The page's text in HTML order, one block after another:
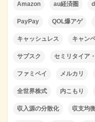
Amazon au経済圏
PayPay QOL爆アゲ
キャッシュレス キャン
サブスク セミリタイア
ファミペイ メルカリ
全世界株式 内こもり
収入源の分散化 収支均